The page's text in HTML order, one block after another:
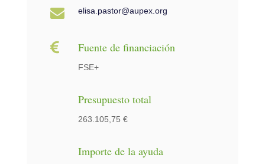
 elisa.pastor@aupex.org
 Fuente de financiación
FSE+
Presupuesto total
263.105,75 €
Importe de la ayuda